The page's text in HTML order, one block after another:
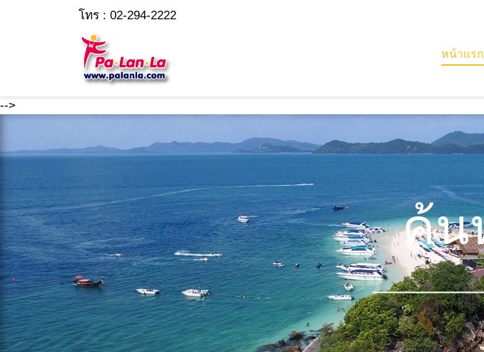
-->
โทร : 02-294-2222
หน้าแรก
ค้น